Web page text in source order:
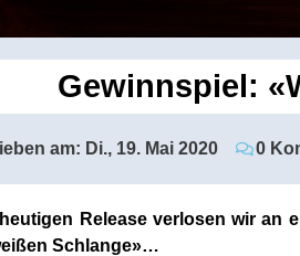
Gewinnspiel:
am: Di., 19. Mai 2020 0
Release verlosen wir an
Schlange»…